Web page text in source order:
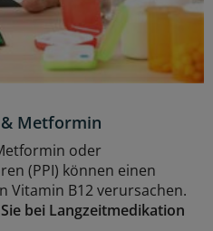
& Metformin
oder
(PPI) können einen
Vitamin B12 verursachen.
bei Langzeitmedikation